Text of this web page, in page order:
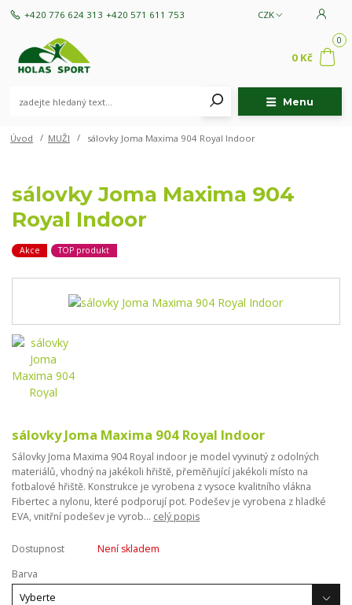
Menu
CZK
+420 776 624 313 +420 571 611 753
0
0 Kč
Úvod MUŽI sálovky Joma Maxima 904 Royal Indoor
sálovky Joma Maxima 904
Royal Indoor
Akce TOP produkt
sálovky Joma Maxima 904 Royal Indoor
Sálovky Joma Maxima 904 Royal indoor je model vyvinutý z odolných
materiálů, vhodný na jakékoli hřiště, přeměňující jakékoli místo na
fotbalové hřiště. Konstrukce je vyrobena z vysoce kvalitního vlákna
Fibertec a nylonu, které podporují pot. Podešev je vyrobena z hladké
EVA, vnitřní podešev je vyrob... celý popis
Dostupnost
Není skladem
Barva